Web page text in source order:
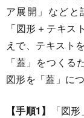
ア展開」など
「図形＋テキ
えで、テキスト
「蓋」をつく
図形を「蓋」に
【手順1】 「図